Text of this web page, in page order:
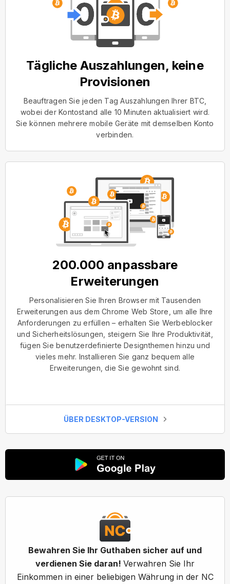
Tägliche Auszahlungen, keine
Provisionen
Beauftragen Sie jeden Tag Auszahlungen Ihrer BTC,
wobei der Kontostand alle 10 Minuten aktualisiert wird.
Sie können mehrere mobile Geräte mit demselben Konto
verbinden.
200.000 anpassbare
Erweiterungen
Personalisieren Sie Ihren Browser mit Tausenden
Erweiterungen aus dem Chrome Web Store, um alle Ihre
Anforderungen zu erfüllen – erhalten Sie Werbeblocker
und Sicherheitslösungen, steigern Sie Ihre Produktivität,
fügen Sie benutzerdefinierte Designthemen hinzu und
vieles mehr. Installieren Sie ganz bequem alle
Erweiterungen, die Sie gewohnt sind.
ÜBER DESKTOP-VERSION
Bewahren Sie Ihr Guthaben sicher auf und
verdienen Sie daran! Verwahren Sie Ihr
Einkommen in einer beliebigen Währung in der NC